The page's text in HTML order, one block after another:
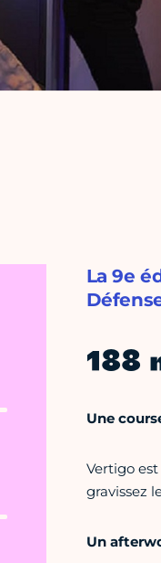
La 9e
188
Une
Vertigo
gravissez
Un